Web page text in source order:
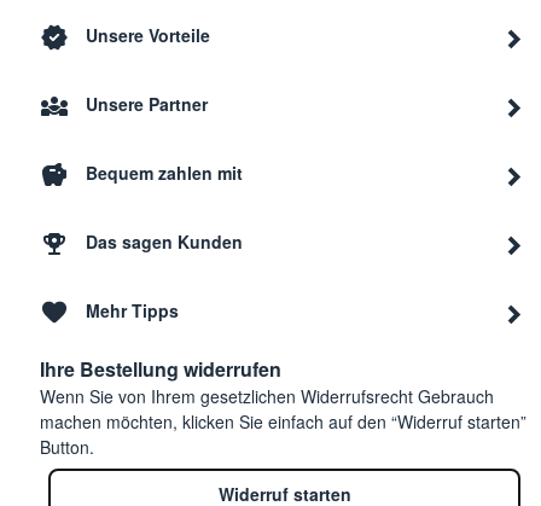
Unsere Vorteile
Unsere Partner
Bequem zahlen mit
Das sagen Kunden
Mehr Tipps
Ihre Bestellung widerrufen
Wenn Sie von Ihrem gesetzlichen Widerrufsrecht Gebrauch
machen möchten, klicken Sie einfach auf den “Widerruf starten”
Button.
Widerruf starten